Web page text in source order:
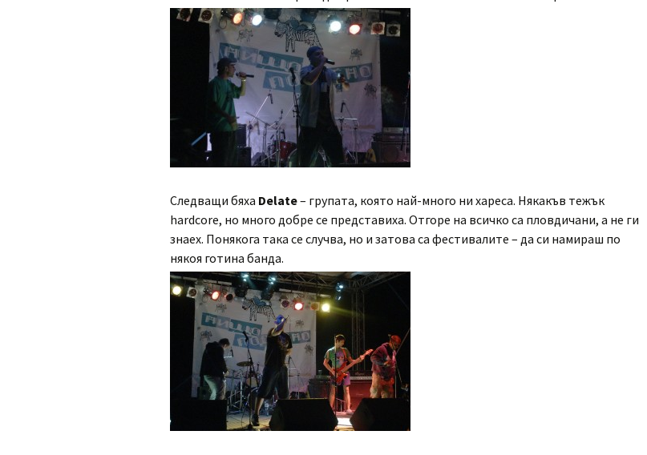
Следващи бяха Delate– групата, която най-много ни хареса. Някакъв тежък
hardcore, но много добре се представиха. Отгоре на всичко са пловдичани, а не ги
знаех. Понякога така се случва, но и затова са фестивалите – да си намираш по
някоя готина банда.